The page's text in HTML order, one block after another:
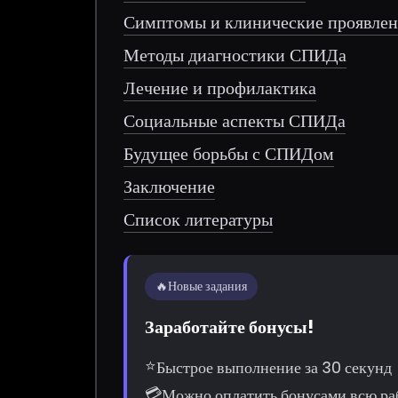
Симптомы и клинические
Методы диагностики СПИДа
Лечение и профилактика
Социальные аспекты СПИДа
Будущее борьбы с СПИДом
Заключение
Список литературы
🔥Новые задания
Заработайте бонусы!
⭐Быстрое выполнение за 30 секунд
💳